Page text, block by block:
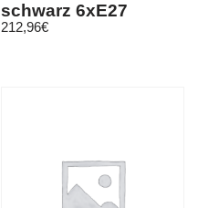
schwarz 6xE27
212,96€